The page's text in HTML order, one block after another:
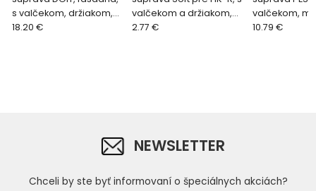
s valčekom, držiakom,
tyčí, 270 mm / O 8 mm
18.20 €
valčekom a držiakom,
penový, obojstranne
2.77 €
valčekom,
držiakom,
10.79 €
NEWSLETTER
Chceli by ste byť informovaní o špeciálnych akciách?